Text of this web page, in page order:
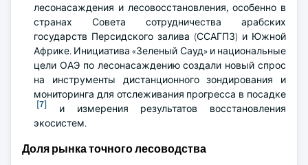
лесонасаждения и лесовосстановления, особенно в
странах Совета сотрудничества арабских
государств Персидского залива (ССАГПЗ) и Южной
Африке. Инициатива «Зеленый Сауд» и национальные
цели ОАЭ по лесонасаждению создали новый спрос
на инструменты дистанционного зондирования и
мониторинга для отслеживания прогресса в посадке
[7] и измерения результатов восстановления
экосистем.
Доля рынка точного лесоводства